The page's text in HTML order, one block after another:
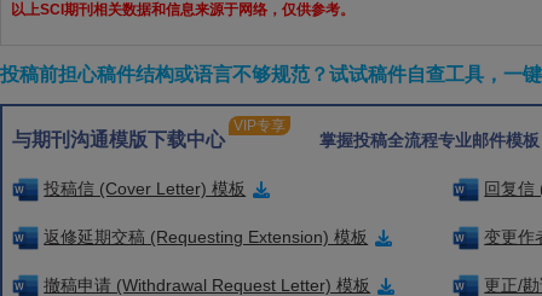
以上SCI期刊相关数据和信息来源于网络，仅供参考。
投稿前担心稿件结构或语言不够规范？试试稿件自查工具，一
与期刊沟通模版下载中心
VIP专享
掌握投稿全流程专业邮件模
投稿信 (Cover Letter) 模板 回复信
返修延期交稿 (Requesting Extension) 模板 变更作
撤稿申请 (Withdrawal Request Letter) 模板 更正/